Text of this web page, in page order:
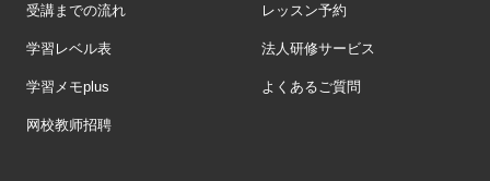
受講までの流れ レッスン予約
学習レベル表 法人研修サービス
学習メモplus よくあるご質問
网校教师招聘